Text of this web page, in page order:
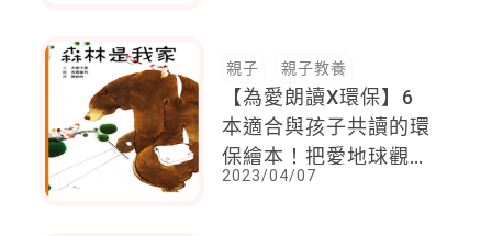
親子 親子教養
【為愛朗讀X環保】6
本適合與孩子共讀的環
保繪本！把愛地球觀
念，種到孩子心裡
2023/04/07